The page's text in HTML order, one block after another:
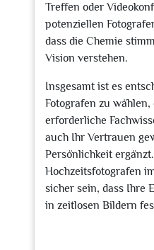
Treffen oder
potenziellen
dass die Chemie
Vision verstehen.
Insgesamt ist es
Fotografen zu
erforderliche
auch Ihr Vertrauen
Persönlichkeit
Hochzeitsfotografen
sicher sein, dass Ihre
in zeitlosen Bildern